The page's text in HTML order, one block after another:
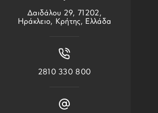
Δαιδάλου 29, 71202,
Ηράκλειο, Κρήτης, Ελλάδα
2810 330 800